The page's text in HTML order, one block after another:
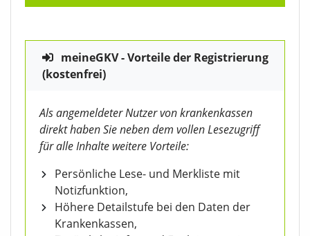
meineGKV - Vorteile der Registrierung
(kostenfrei)
Als angemeldeter Nutzer von krankenkassen
direkt haben Sie neben dem vollen Lesezugriff
für alle Inhalte weitere Vorteile:
Persönliche Lese- und Merkliste mit
Notizfunktion,
Höhere Detailstufe bei den Daten der
Krankenkassen,